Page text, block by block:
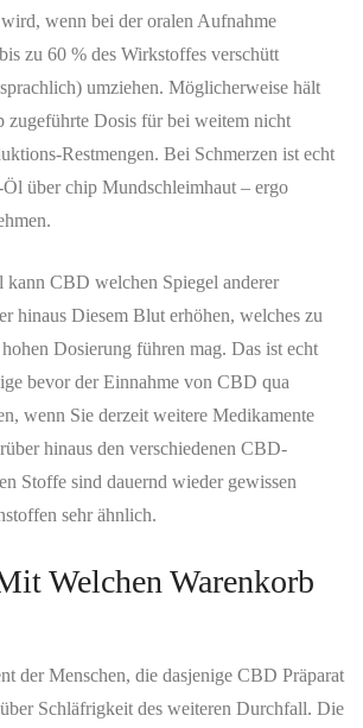
wenn bei der oralen Aufnahme
zu 60 % des Wirkstoffes verschütt
umziehen. Möglicherweise hält
zugeführte Dosis für bei weitem nicht
Restmengen. Bei Schmerzen ist echt
über chip Mundschleimhaut – ergo
kann CBD welchen Spiegel anderer
hinaus Diesem Blut erhöhen, welches zu
Dosierung führen mag. Das ist echt
bevor der Einnahme von CBD qua
wenn Sie derzeit weitere Medikamente
hinaus den verschiedenen CBD-
Stoffe sind dauernd wieder gewissen
sehr ähnlich.
Welchen Warenkorb
der Menschen, die dasjenige CBD Präparat
Schläfrigkeit des weiteren Durchfall. Die